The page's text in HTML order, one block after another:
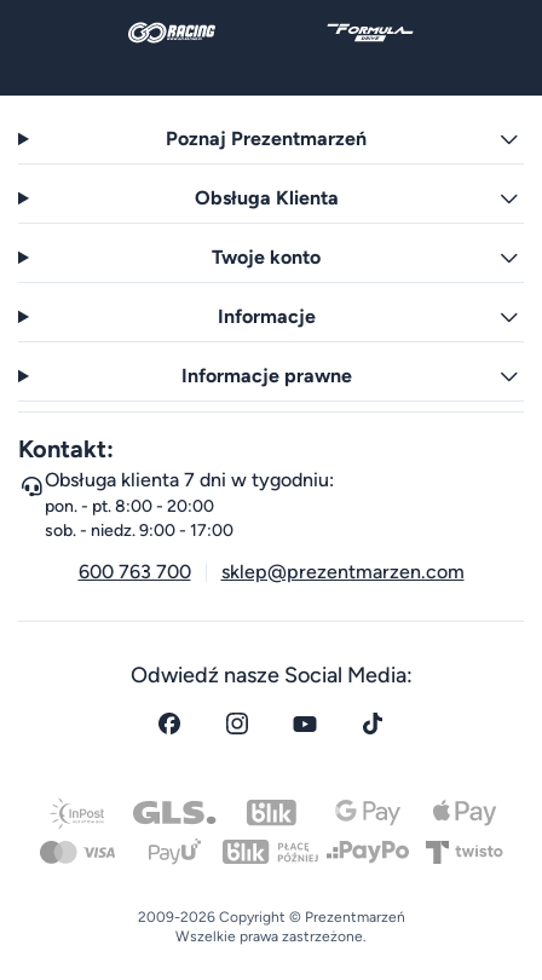
Poznaj Prezentmarzeń
Obsługa Klienta
Twoje konto
Informacje
Informacje prawne
Kontakt:
Obsługa klienta 7 dni w tygodniu:
pon. - pt. 8:00 - 20:00
sob. - niedz. 9:00 - 17:00
600 763 700 sklep@prezentmarzen.com
Odwiedź nasze Social Media:
2009-2026 Copyright © Prezentmarzeń
Wszelkie prawa zastrzeżone.